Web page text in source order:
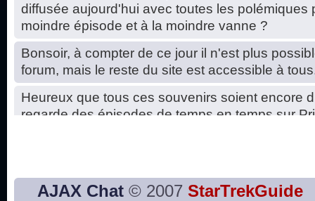
diffusée aujourd'hui avec toutes les polémiques
moindre épisode et à la moindre vanne ?
Bonsoir, à compter de ce jour il n'est plus
forum, mais le reste du site est accessible à
Heureux que tous ces souvenirs soient encore
regarde des épisodes de temps en temps sur
Bon, 2020, ça n'a pas trop marché. JE vous
AJAX Chat© 2007 StarTrekGuide